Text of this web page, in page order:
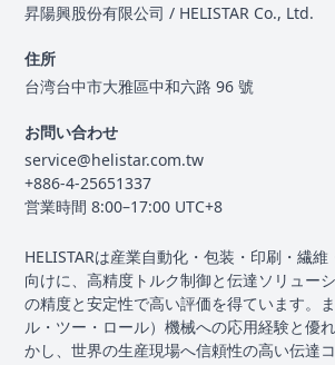
昇陽興股份有限公司 / HELISTAR Co., Ltd.
住所
台湾台中市大雅區中和六路 96 號
お問い合わせ
service@helistar.com.tw
+886-4-25651337
営業時間 8:00–17:00 UTC+8
HELISTARは産業自動化・包装・印刷・繊
向けに、高精度トルク制御と伝達ソリュー
の精度と安定性で高い評価を得ています。
ル・ツー・ロール）機械への応用経験と優
かし、世界の生産現場へ信頼性の高い伝達